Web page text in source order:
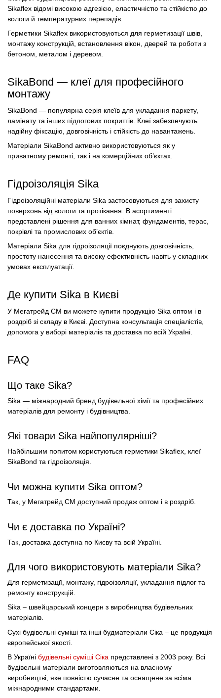
Sikaflex відомі високою адгезією, еластичністю та стійкістю до
вологи й температурних перепадів.
Герметики Sikaflex використовуються для герметизації швів,
монтажу конструкцій, встановлення вікон, дверей та роботи з
бетоном, металом і деревом.
SikaBond — клеї для професійного
монтажу
SikaBond — популярна серія клеїв для укладання паркету,
ламінату та інших підлогових покриттів. Клеї забезпечують
надійну фіксацію, довговічність і стійкість до навантажень.
Матеріали SikaBond активно використовуються як у
приватному ремонті, так і на комерційних об’єктах.
Гідроізоляція Sika
Гідроізоляційні матеріали Sika застосовуються для захисту
поверхонь від вологи та протікання. В асортименті
представлені рішення для ванних кімнат, фундаментів, терас,
покрівлі та промислових об’єктів.
Матеріали Sika для гідроізоляції поєднують довговічність,
простоту нанесення та високу ефективність навіть у складних
умовах експлуатації.
Де купити Sika в Києві
У Мегатрейд СМ ви можете купити продукцію Sika оптом і в
роздріб зі складу в Києві. Доступна консультація спеціалістів,
допомога у виборі матеріалів та доставка по всій Україні.
FAQ
Що таке Sika?
Sika — міжнародний бренд будівельної хімії та професійних
матеріалів для ремонту і будівництва.
Які товари Sika найпопулярніші?
Найбільшим попитом користуються герметики Sikaflex, клеї
SikaBond та гідроізоляція.
Чи можна купити Sika оптом?
Так, у Мегатрейд СМ доступний продаж оптом і в роздріб.
Чи є доставка по Україні?
Так, доставка доступна по Києву та всій Україні.
Для чого використовують матеріали Sika?
Для герметизації, монтажу, гідроізоляції, укладання підлог та
ремонту конструкцій.
Sika – швейцарський концерн з виробництва будівельних
матеріалів.
Сухі будівельні суміші та інші будматеріали Сіка – це продукція
європейської якості.
В Україні будівельні суміші Сіка представлені з 2003 року. Всі
будівельні матеріали виготовляються на власному
виробництві, яке повністю сучасне та оснащене за всіма
міжнародними стандартами.